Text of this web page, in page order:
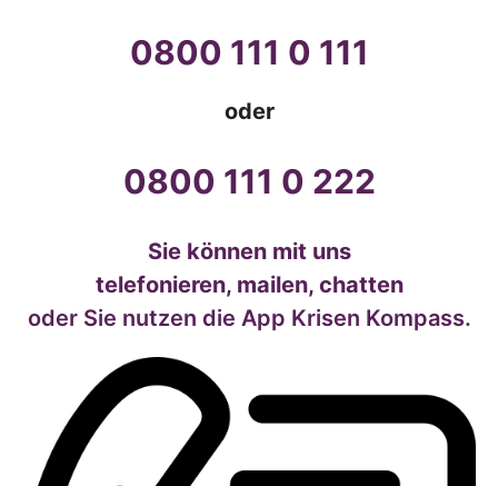
0800 111 0 111
oder
0800 111 0 222
Sie können mit uns
telefonieren, mailen, chatten
oder Sie nutzen die App Krisen Kompass.